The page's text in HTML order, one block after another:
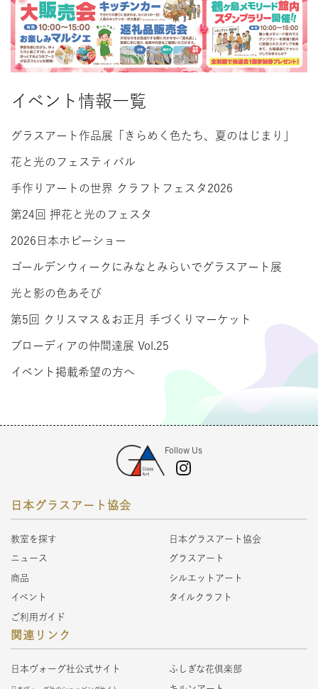
イベント情報一覧
グラスアート作品展「きらめく色たち、夏のはじまり」
花と光のフェスティバル
手作りアートの世界 クラフトフェスタ2026
第24回 押花と光のフェスタ
2026日本ホビーショー
ゴールデンウィークにみなとみらいでグラスアート展
光と影の色あそび
第5回 クリスマス＆お正月 手づくりマーケット
ブローディアの仲間達展 Vol.25
イベント掲載希望の方へ
Follow Us
日本グラスアート協会
教室を探す
ニュース
商品
イベント
ご利用ガイド
日本グラスアート協会
グラスアート
シルエットアート
タイルクラフト
関連リンク
日本ヴォーグ社公式サイト ふしぎな花倶楽部